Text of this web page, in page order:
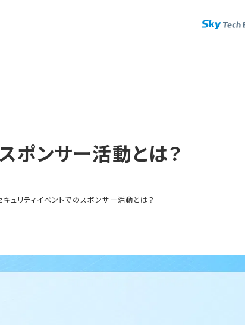
ポンサー活動とは？
キュリティイベントでのスポンサー活動とは？